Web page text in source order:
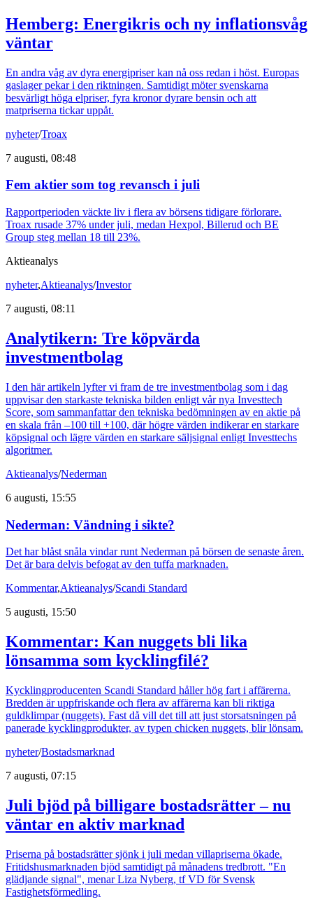
Hemberg: Energikris och ny inflationsvåg
väntar
En andra våg av dyra energipriser kan nå oss redan i höst. Europas
gaslager pekar i den riktningen. Samtidigt möter svenskarna
besvärligt höga elpriser, fyra kronor dyrare bensin och att
matpriserna tickar uppåt.
nyheter/Troax
7 augusti, 08:48
Fem aktier som tog revansch i juli
Rapportperioden väckte liv i flera av börsens tidigare förlorare.
Troax rusade 37% under juli, medan Hexpol, Billerud och BE
Group steg mellan 18 till 23%.
Aktieanalys
nyheter,Aktieanalys/Investor
7 augusti, 08:11
Analytikern: Tre köpvärda
investmentbolag
I den här artikeln lyfter vi fram de tre investmentbolag som i dag
uppvisar den starkaste tekniska bilden enligt vår nya Investtech
Score, som sammanfattar den tekniska bedömningen av en aktie på
en skala från –100 till +100, där högre värden indikerar en starkare
köpsignal och lägre värden en starkare säljsignal enligt Investtechs
algoritmer.
Aktieanalys/Nederman
6 augusti, 15:55
Nederman: Vändning i sikte?
Det har blåst snåla vindar runt Nederman på börsen de senaste åren.
Det är bara delvis befogat av den tuffa marknaden.
Kommentar,Aktieanalys/Scandi Standard
5 augusti, 15:50
Kommentar: Kan nuggets bli lika
lönsamma som kycklingfilé?
Kycklingproducenten Scandi Standard håller hög fart i affärerna.
Bredden är uppfriskande och flera av affärerna kan bli riktiga
guldklimpar (nuggets). Fast då vill det till att just storsatsningen på
panerade kycklingprodukter, av typen chicken nuggets, blir lönsam.
nyheter/Bostadsmarknad
7 augusti, 07:15
Juli bjöd på billigare bostadsrätter – nu
väntar en aktiv marknad
Priserna på bostadsrätter sjönk i juli medan villapriserna ökade.
Fritidshusmarknaden bjöd samtidigt på månadens tredbrott. "En
glädjande signal", menar Liza Nyberg, tf VD för Svensk
Fastighetsförmedling.